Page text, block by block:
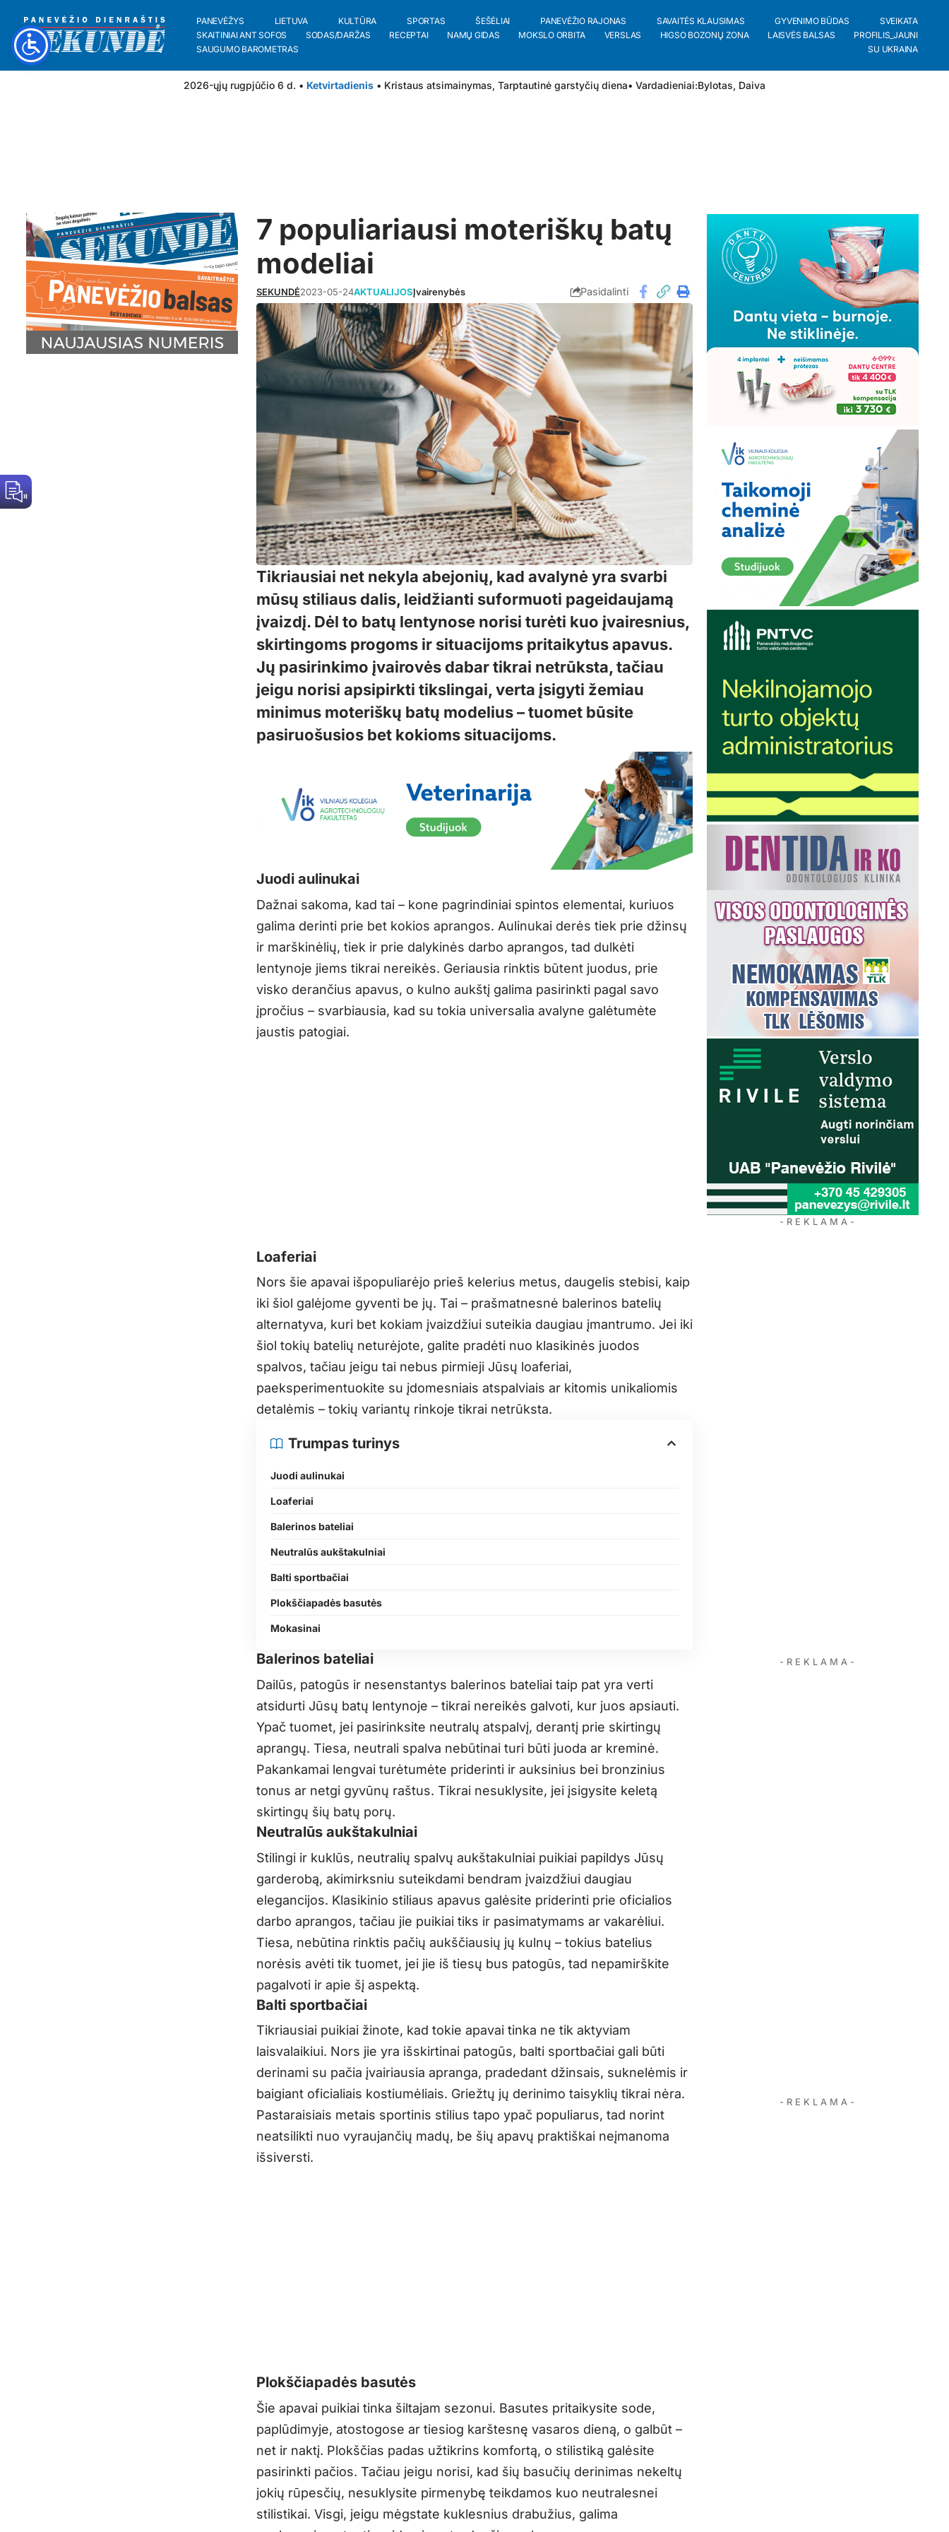
PANEVĖŽYS LIETUVA KULTŪRA SPORTAS ŠEŠĖLIAI PANEVĖŽIO RAJONAS SAVAITĖS KLAUSIMAS GYVENIMO BŪDAS
SVEIKATA
SKAITINIAI ANT SOFOS
SODAS/DARŽAS RECEPTAI NAMŲ GIDAS MOKSLO ORBITA VERSLAS HIGSO BOZONŲ ZONA LAISVĖS BALSAS
PROFILIS_JAUNI
SAUGUMO BAROMETRAS
SU UKRAINA
2026-ųjų rugpjūčio 6 d. • Ketvirtadienis • Kristaus atsimainymas, Tarptautinė garstyčių diena• Vardadieniai:Bylotas, Daiva
7 populiariausi moteriškų batų
modeliai
SEKUNDĖ2023-05-24AKTUALIJOSĮvairenybės Pasidalinti
Tikriausiai net nekyla abejonių, kad avalynė yra svarbi
mūsų stiliaus dalis, leidžianti suformuoti pageidaujamą
įvaizdį. Dėl to batų lentynose norisi turėti kuo įvairesnius,
skirtingoms progoms ir situacijoms pritaikytus apavus.
Jų pasirinkimo įvairovės dabar tikrai netrūksta, tačiau
jeigu norisi apsipirkti tikslingai, verta įsigyti žemiau
minimus moteriškų batų modelius – tuomet būsite
pasiruošusios bet kokioms situacijoms.
Juodi aulinukai
Dažnai sakoma, kad tai – kone pagrindiniai spintos elementai, kuriuos
galima derinti prie bet kokios aprangos. Aulinukai derės tiek prie džinsų
ir marškinėlių, tiek ir prie dalykinės darbo aprangos, tad dulkėti
lentynoje jiems tikrai nereikės. Geriausia rinktis būtent juodus, prie
visko derančius apavus, o kulno aukštį galima pasirinkti pagal savo
įpročius – svarbiausia, kad su tokia universalia avalyne galėtumėte
jaustis patogiai.
Loaferiai
Nors šie apavai išpopuliarėjo prieš kelerius metus, daugelis stebisi, kaip
iki šiol galėjome gyventi be jų. Tai – prašmatnesnė balerinos batelių
alternatyva, kuri bet kokiam įvaizdžiui suteikia daugiau įmantrumo. Jei iki
šiol tokių batelių neturėjote, galite pradėti nuo klasikinės juodos
spalvos, tačiau jeigu tai nebus pirmieji Jūsų loaferiai,
paeksperimentuokite su įdomesniais atspalviais ar kitomis unikaliomis
detalėmis – tokių variantų rinkoje tikrai netrūksta.
Trumpas turinys
Juodi aulinukai
Loaferiai
Balerinos bateliai
Neutralūs aukštakulniai
Balti sportbačiai
Plokščiapadės basutės
Mokasinai
Balerinos bateliai
Dailūs, patogūs ir nesenstantys balerinos bateliai taip pat yra verti
atsidurti Jūsų batų lentynoje – tikrai nereikės galvoti, kur juos apsiauti.
Ypač tuomet, jei pasirinksite neutralų atspalvį, derantį prie skirtingų
aprangų. Tiesa, neutrali spalva nebūtinai turi būti juoda ar kreminė.
Pakankamai lengvai turėtumėte priderinti ir auksinius bei bronzinius
tonus ar netgi gyvūnų raštus. Tikrai nesuklysite, jei įsigysite keletą
skirtingų šių batų porų.
Neutralūs aukštakulniai
Stilingi ir kuklūs, neutralių spalvų aukštakulniai puikiai papildys Jūsų
garderobą, akimirksniu suteikdami bendram įvaizdžiui daugiau
elegancijos. Klasikinio stiliaus apavus galėsite priderinti prie oficialios
darbo aprangos, tačiau jie puikiai tiks ir pasimatymams ar vakarėliui.
Tiesa, nebūtina rinktis pačių aukščiausių jų kulnų – tokius batelius
norėsis avėti tik tuomet, jei jie iš tiesų bus patogūs, tad nepamirškite
pagalvoti ir apie šį aspektą.
Balti sportbačiai
Tikriausiai puikiai žinote, kad tokie apavai tinka ne tik aktyviam
laisvalaikiui. Nors jie yra išskirtinai patogūs, balti sportbačiai gali būti
derinami su pačia įvairiausia apranga, pradedant džinsais, suknelėmis ir
baigiant oficialiais kostiumėliais. Griežtų jų derinimo taisyklių tikrai nėra.
Pastaraisiais metais sportinis stilius tapo ypač populiarus, tad norint
neatsilikti nuo vyraujančių madų, be šių apavų praktiškai neįmanoma
išsiversti.
Plokščiapadės basutės
Šie apavai puikiai tinka šiltajam sezonui. Basutes pritaikysite sode,
paplūdimyje, atostogose ar tiesiog karštesnę vasaros dieną, o galbūt –
net ir naktį. Plokščias padas užtikrins komfortą, o stilistiką galėsite
pasirinkti pačios. Tačiau jeigu norisi, kad šių basučių derinimas nekeltų
jokių rūpesčių, nesuklysite pirmenybę teikdamos kuo neutralesnei
stilistikai. Visgi, jeigu mėgstate kuklesnius drabužius, galima
- R E K L A M A -
- R E K L A M A -
- R E K L A M A -